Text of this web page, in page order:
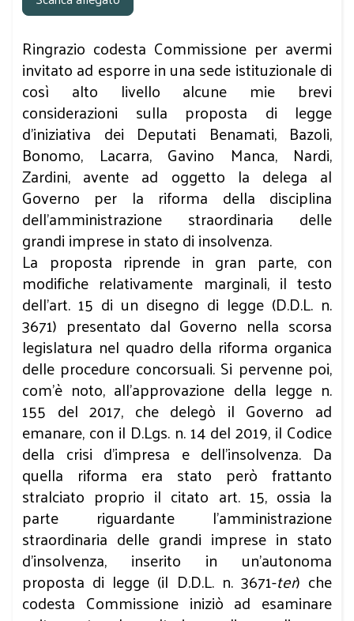
Ringrazio codesta Commissione per avermi
invitato ad esporre in una sede istituzionale di
così alto livello alcune mie brevi
considerazioni sulla proposta di legge
d’iniziativa dei Deputati Benamati, Bazoli,
Bonomo, Lacarra, Gavino Manca, Nardi,
Zardini, avente ad oggetto la delega al
Governo per la riforma della disciplina
dell’amministrazione straordinaria delle
grandi imprese in stato di insolvenza.
La proposta riprende in gran parte, con
modifiche relativamente marginali, il testo
dell’art. 15 di un disegno di legge (D.D.L. n.
3671) presentato dal Governo nella scorsa
legislatura nel quadro della riforma organica
delle procedure concorsuali. Si pervenne poi,
com’è noto, all’approvazione della legge n.
155 del 2017, che delegò il Governo ad
emanare, con il D.Lgs. n. 14 del 2019, il Codice
della crisi d’impresa e dell’insolvenza. Da
quella riforma era stato però frattanto
stralciato proprio il citato art. 15, ossia la
parte riguardante l’amministrazione
straordinaria delle grandi imprese in stato
d’insolvenza, inserito in un’autonoma
proposta di legge (il D.D.L. n. 3671-ter) che
codesta Commissione iniziò ad esaminare